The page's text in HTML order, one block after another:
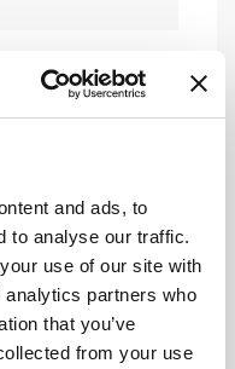
and ads, to
to analyse our traffic.
use of our site with
partners who
that you’ve
from your use